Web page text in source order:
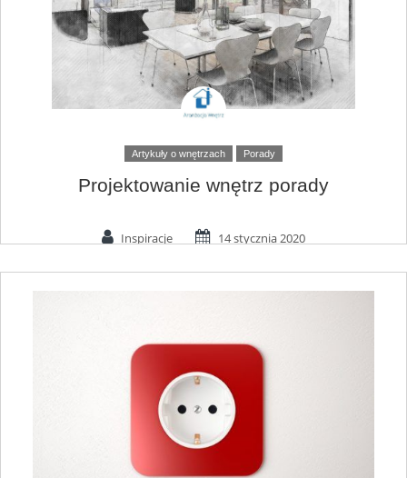
Artykuły o wnętrzach Porady
Projektowanie wnętrz porady
Inspiracje 14 stycznia 2020